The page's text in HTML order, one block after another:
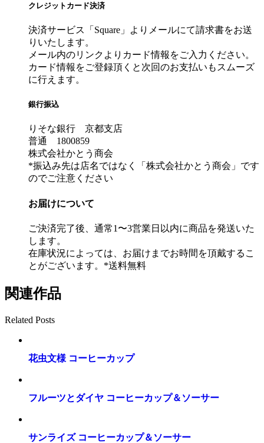
クレジットカード決済
決済サービス「Square」よりメールにて請求書をお送
りいたします。
メール内のリンクよりカード情報をご入力ください。
カード情報をご登録頂くと次回のお支払いもスムーズ
に行えます。
銀行振込
りそな銀行 京都支店
普通 1800859
株式会社かとう商会
*振込み先は店名ではなく「株式会社かとう商会」です
のでご注意ください
お届けについて
ご決済完了後、通常1〜3営業日以内に商品を発送いた
します。
在庫状況によっては、お届けまでお時間を頂戴するこ
とがございます。*送料無料
関連作品
Related Posts
花虫文様 コーヒーカップ
フルーツとダイヤ コーヒーカップ＆ソーサー
サンライズ コーヒーカップ＆ソーサー